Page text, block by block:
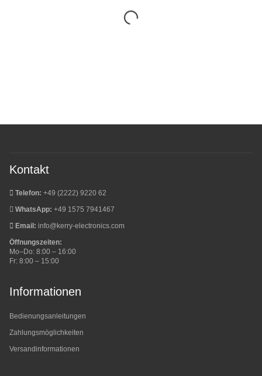
Kontakt
Telefon: +49 (2222) 9220 62
WhatsApp: +49 1575 7941467
Email: info@kerry-electronics.com
Öffnungszeiten:
Mo–Do: 8:00 – 16:00
Fr: 8:00 – 15:00
Informationen
Bedienungsanleitungen
Zahlungsmöglichkeiten
Versandinformationen